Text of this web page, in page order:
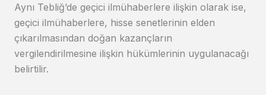
Aynı Tebliğ’de geçici ilmühaberlere ilişkin olarak ise,
geçici ilmühaberlere, hisse senetlerinin elden
çıkarılmasından doğan kazançların
vergilendirilmesine ilişkin hükümlerinin uygulanacağı
belirtilir.